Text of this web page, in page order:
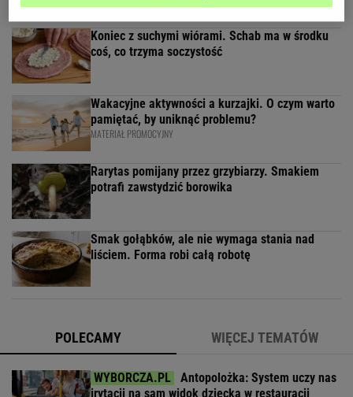
Koniec z suchymi wiórami. Schab ma w środku
coś, co trzyma soczystość
Wakacyjne aktywności a kurzajki. O czym warto
pamiętać, by uniknąć problemu?
MATERIAŁ PROMOCYJNY
Rarytas pomijany przez grzybiarzy. Smakiem
potrafi zawstydzić borowika
Smak gołąbków, ale nie wymaga stania nad
liściem. Forma robi całą robotę
POLECAMY WIĘCEJ TEMATÓW
Antopolożka: System uczy nas
irytacji na sam widok dziecka w restauracji